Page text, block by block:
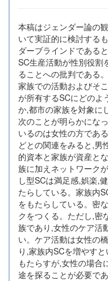
本稿はジェンダー論の
いて実証的に検討する
ダーブラインドである
SC生産活動が性別役割
ることへの批判である
家族での活動およびそ
が所有するSCにどのよ
か,都市の家族を対象に
次のことが明らかにな
いるのは女性の方であ
どとの関連をみると,男
的資本と家族が資産と
族に加えネットワーク
し型SCは満足感,娯楽,
たらしている。家族内
をもたらしている。密
クをつくる。ただし,密
族であり,女性のケア活
い。ケア活動は女性の
り,家族内SCを増やす
もたらすが,女性の場合
途を探ることが必要であ